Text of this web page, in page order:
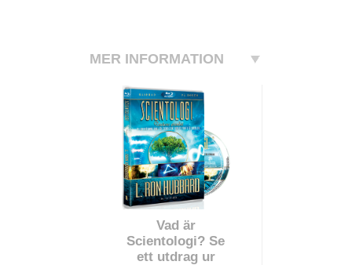
MER INFORMATION
Vad är
Scientologi? Se
ett utdrag ur